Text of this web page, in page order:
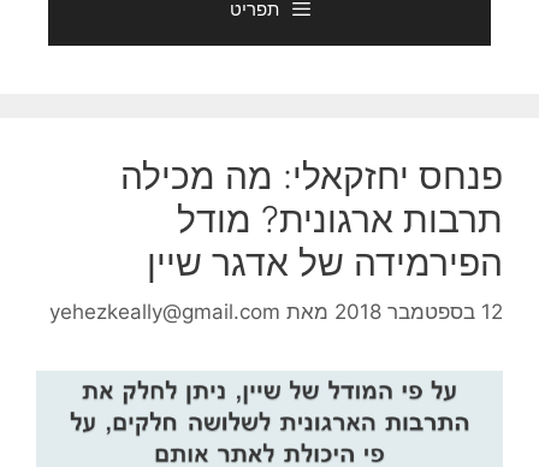
תפריט
פנחס יחזקאלי: מה מכילה
תרבות ארגונית? מודל
הפירמידה של אדגר שיין
12 בספטמבר 2018 מאת yehezkeally@gmail.com